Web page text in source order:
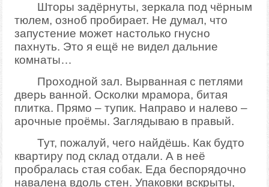
Шторы задёрнуты, зеркала под чёрным
тюлем, озноб пробирает. Не думал, что
запустение может настолько гнусно
пахнуть. Это я ещё не видел дальние
комнаты…
Проходной зал. Вырванная с петлями
дверь ванной. Осколки мрамора, битая
плитка. Прямо – тупик. Направо и налево –
арочные проёмы. Заглядываю в правый.
Тут, пожалуй, чего найдёшь. Как будто
квартиру под склад отдали. А в неё
пробралась стая собак. Еда беспорядочно
навалена вдоль стен. Упаковки вскрыты,